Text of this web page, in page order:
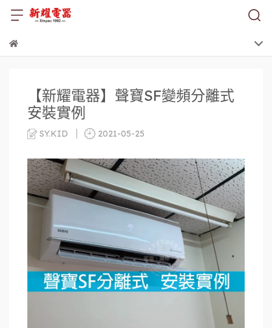
【新耀電器】聲寶SF變頻分離式
安裝實例
SY.KID 2021-05-25